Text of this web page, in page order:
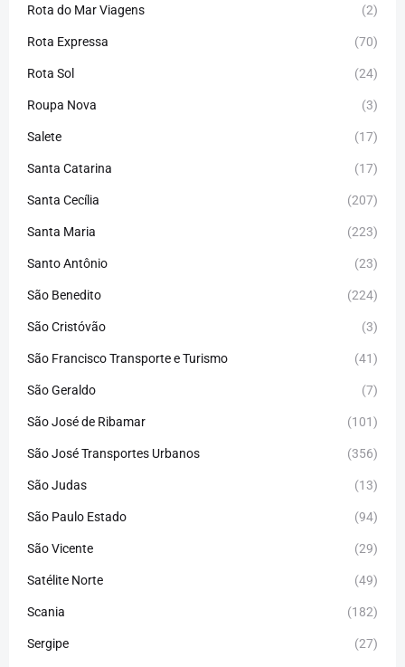
Rota do Mar Viagens (2)
Rota Expressa (70)
Rota Sol (24)
Roupa Nova (3)
Salete (17)
Santa Catarina (17)
Santa Cecília (207)
Santa Maria (223)
Santo Antônio (23)
São Benedito (224)
São Cristóvão (3)
São Francisco Transporte e Turismo (41)
São Geraldo (7)
São José de Ribamar (101)
São José Transportes Urbanos (356)
São Judas (13)
São Paulo Estado (94)
São Vicente (29)
Satélite Norte (49)
Scania (182)
Sergipe (27)